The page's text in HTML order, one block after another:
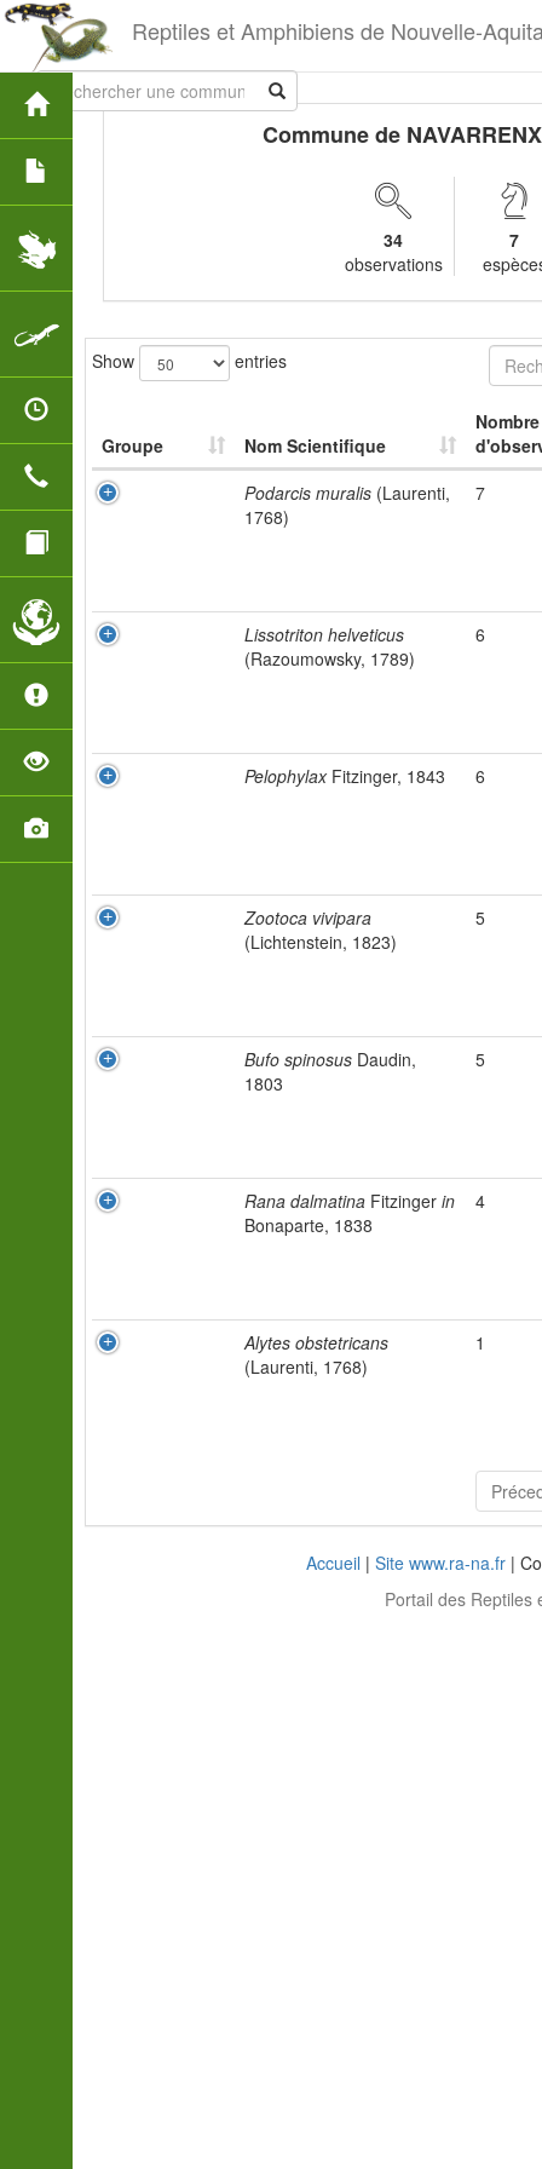
Reptiles et Amphibiens de Nouvelle-
Commune de NAVARRENX
34
observations
7
Show entries
Groupe Nom Scientifique
Nombre
Podarcis muralis (Laurenti,
1768)
7
Lissotriton helveticus
(Razoumowsky, 1789)
6
PelophylaxFitzinger, 1843 6
Zootoca vivipara
(Lichtenstein, 1823)
5
Bufo spinosus Daudin,
1803
5
Rana dalmatina Fitzinger in
Bonaparte, 1838
4
Alytes obstetricans
(Laurenti, 1768)
1
Accueil | Site www.ra-na.fr |
Portail des Reptiles